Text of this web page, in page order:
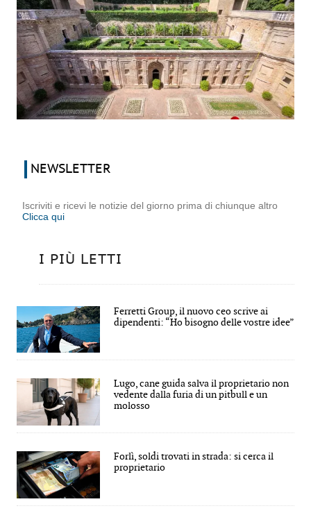
NEWSLETTER
Iscriviti e ricevi le notizie del giorno prima di chiunque altro
Clicca qui
I PIÙ LETTI
Ferretti Group, il nuovo ceo scrive ai
dipendenti: “Ho bisogno delle vostre idee”
Lugo, cane guida salva il proprietario non
vedente dalla furia di un pitbull e un
molosso
Forlì, soldi trovati in strada: si cerca il
proprietario